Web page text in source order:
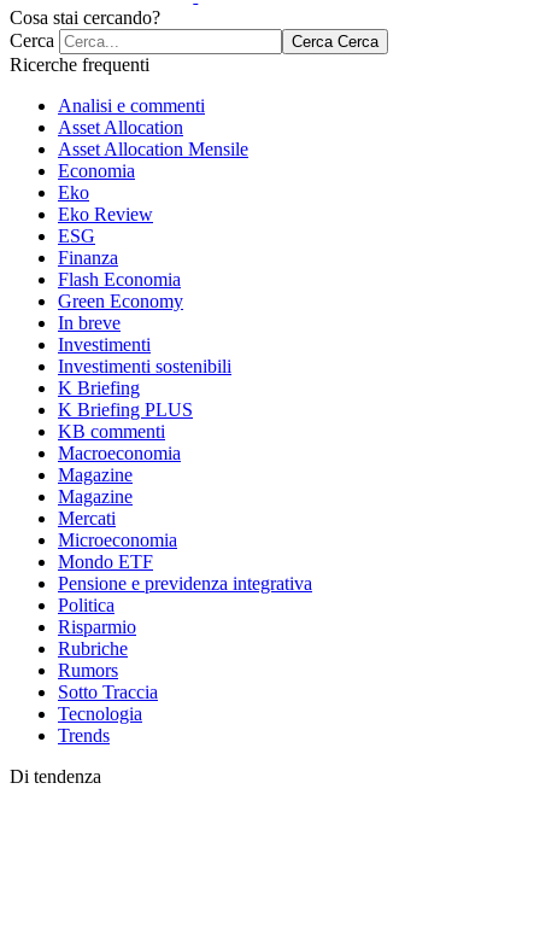
Cosa stai cercando?
Cerca
Cerca Cerca
Ricerche frequenti
Analisi e commenti
Asset Allocation
Asset Allocation Mensile
Economia
Eko
Eko Review
ESG
Finanza
Flash Economia
Green Economy
In breve
Investimenti
Investimenti sostenibili
K Briefing
K Briefing PLUS
KB commenti
Macroeconomia
Magazine
Magazine
Mercati
Microeconomia
Mondo ETF
Pensione e previdenza integrativa
Politica
Risparmio
Rubriche
Rumors
Sotto Traccia
Tecnologia
Trends
Di tendenza